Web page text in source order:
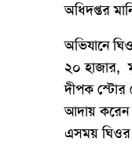
অধিদপ্তর
অভিযানে
২০ হাজার,
দীপক স্টোর
আদায়
এসময় ঘিওর